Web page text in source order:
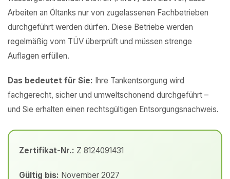
Arbeiten an Öltanks nur von zugelassenen Fachbetrieben
durchgeführt werden dürfen. Diese Betriebe werden
regelmäßig vom TÜV überprüft und müssen strenge
Auflagen erfüllen.
Das bedeutet für Sie: Ihre Tankentsorgung wird
fachgerecht, sicher und umweltschonend durchgeführt –
und Sie erhalten einen rechtsgültigen Entsorgungsnachweis.
Zertifikat-Nr.: Z 8124091431
Gültig bis: November 2027